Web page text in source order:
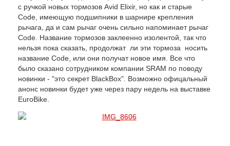
с ручкой новых тормозов Avid Elixir, но как и старые
Code, имеющую подшипники в шарнире крепления
рычага, да и сам рычаг очень сильно напоминает рычаг
Code. Название тормозов заклеенно изолентой, так что
нельзя пока сказать, продолжат ли эти тормоза носить
название Code, или они получат новое имя. Все что
было сказано сотрудником компании SRAM по поводу
новинки - "это секрет BlackBox". Возможно офицальный
анонс новинки будет уже через пару недель на выставке
EuroBike.